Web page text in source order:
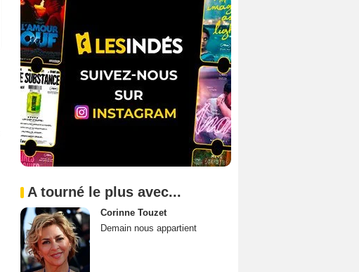
A tourné le plus avec...
Corinne Touzet
Demain nous appartient